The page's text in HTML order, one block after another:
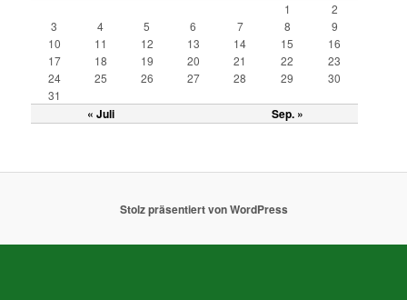
1
2
3
4 5 6 7 8
9
10
11 12 13 14 15
16
17
18 19 20 21 22
23
24
25 26 27 28 29
30
31
« Juli Sep. »
Stolz präsentiert von WordPress